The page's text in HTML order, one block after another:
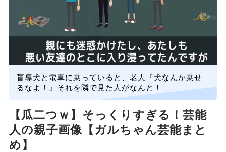
盲導犬と電車に乗っていると、老人『犬なんか乗せ
るなよ！』それを隣で見た人がなんと！
【瓜二つｗ】そっくりすぎる！芸能
人の親子画像【ガルちゃん芸能まと
め】